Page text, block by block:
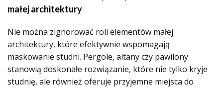
małej architektury
Nie można zignorować roli elementów małej
architektury, które efektywnie wspomagają
maskowanie studni. Pergole, altany czy pawilony
stanowią doskonałe rozwiązanie, które nie tylko kryje
studnię, ale również oferuje przyjemne miejsca do